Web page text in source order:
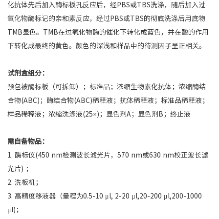
化抗体先后加入酶标板孔反应后，经PBS或TBS洗涤，随后加入过
氧化物酶标记的亲和素反应，经过PBS或TBS的彻底洗涤后用底物
TMB显色。TMB在过氧化物酶的催化下转化成蓝色，并在酸的作用
下转化成最终的黄色。颜色的深浅和样品中的待测因子呈正相关。
试剂盒组分：
预包被酶标板（可拆卸）；标准品；浓缩生物素化抗体；浓缩酶结
合物(ABC)；酶结合物(ABC)稀释液；抗体稀释液；标准品稀释液；
样品稀释液；浓缩洗涤液(25×)；显色剂A；显色剂B；终止液
需自备物品：
1. 酶标仪(450 nm检测波长滤光片，570 nm或630 nm校正波长滤
光片) ；
2. 洗板机；
3. 高精度移液器（量程为0.5-10 μl, 2-20 μl,20-200 μl,200-1000
μl)；